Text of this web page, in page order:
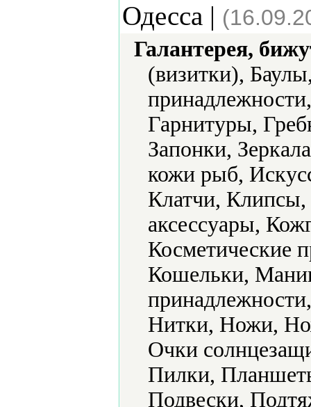
Одесса |
Галантерея,
(визитки),
Гарнитуры,
Запонки,
кожи рыб,
Клатчи,
аксессуары,
Косметические
Кошельки,
Нитки, Ножи,
Очки
Пилки,
Подвески,